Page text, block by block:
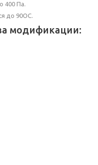
400 Па.
до 90OC.
модификации: